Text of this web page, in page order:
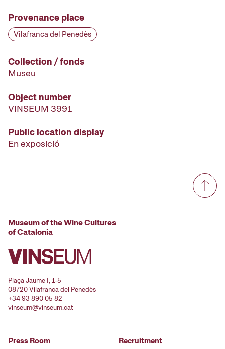
Provenance place
Vilafranca del Penedès
Collection / fonds
Museu
Object number
VINSEUM 3991
Public location display
En exposició
Museum of the Wine Cultures
of Catalonia
Plaça Jaume I, 1-5
08720 Vilafranca del Penedès
+34 93 890 05 82
vinseum@vinseum.cat
Press Room Recruitment